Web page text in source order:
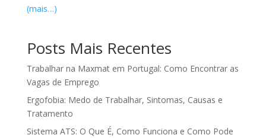
(mais…)
Posts Mais Recentes
Trabalhar na Maxmat em Portugal: Como Encontrar as
Vagas de Emprego
Ergofobia: Medo de Trabalhar, Sintomas, Causas e
Tratamento
Sistema ATS: O Que É, Como Funciona e Como Pode